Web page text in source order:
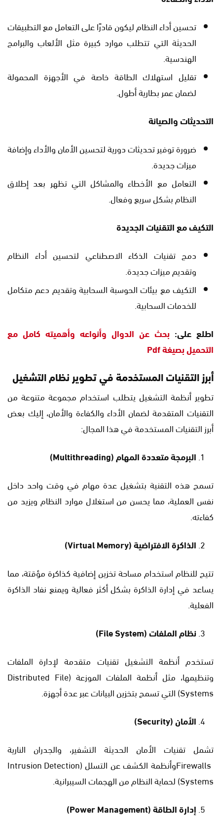
تحسين أداء النظام ليكون قادرًا على التعامل مع التطبيقات
الحديثة التي تتطلب موارد كبيرة مثل الألعاب والبرامج
الهندسية.
تقليل استهلاك الطاقة خاصة في الأجهزة المحمولة
لضمان عمر بطارية أطول.
التحديثات والصيانة
ضرورة توفير تحديثات دورية لتحسين الأمان والأداء وإضافة
ميزات جديدة.
التعامل مع الأخطاء والمشاكل التي تظهر بعد إطلاق
النظام بشكل سريع وفعال.
التكيف مع التقنيات الجديدة
دمج تقنيات الذكاء الاصطناعي لتحسين أداء النظام
وتقديم ميزات جديدة.
التكيف مع بيئات الحوسبة السحابية وتقديم دعم متكامل
للخدمات السحابية.
اطلع على: بحث عن الدوال وأنواعه وأهميته كامل مع
التحميل بصيغة Pdf
أبرز التقنيات المستخدمة في تطوير نظام التشغيل
تطوير أنظمة التشغيل يتطلب استخدام مجموعة متنوعة من
التقنيات المتقدمة لضمان الأداء والكفاءة والأمان، إليك بعض
أبرز التقنيات المستخدمة في هذا المجال:
البرمجة متعددة المهام(Multithreading)
تسمح هذه التقنية بتشغيل عدة مهام في وقت واحد داخل
نفس العملية، مما يحسن من استغلال موارد النظام ويزيد من
كفاءته.
الذاكرة الافتراضية(Virtual Memory)
تتيح للنظام استخدام مساحة تخزين إضافية كذاكرة مؤقتة، مما
يساعد في إدارة الذاكرة بشكل أكثر فعالية ويمنع نفاد الذاكرة
الفعلية.
نظام الملفات(File System)
تستخدم أنظمة التشغيل تقنيات متقدمة لإدارة الملفات
وتنظيمها، مثل أنظمة الملفات الموزعة (Distributed File
Systems) التي تسمح بتخزين البيانات عبر عدة أجهزة.
الأمان(Security)
تشمل تقنيات الأمان الحديثة التشفير، والجدران النارية
Firewallsوأنظمة الكشف عن التسلل (Intrusion Detection
Systems) لحماية النظام من الهجمات السيبرانية.
إدارة الطاقة(Power Management)